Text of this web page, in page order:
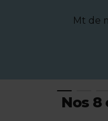
Mt de
Nos 8